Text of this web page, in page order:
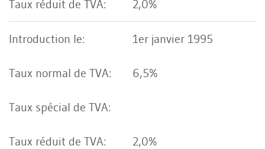
2,0%
1er janvier 1995
6,5%
2,0%